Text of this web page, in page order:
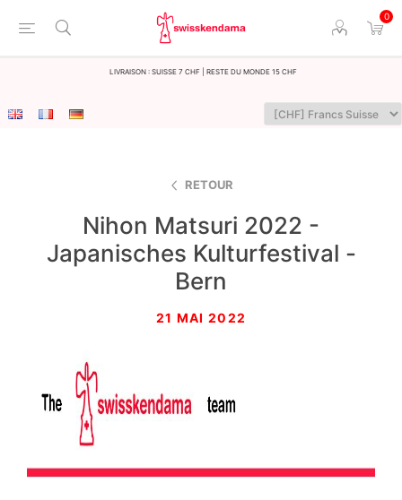
0
LIvraison : Suisse 7 CHF | Reste du monde 15 CHF
RETOUR
Nihon Matsuri 2022 -
Japanisches Kulturfestival -
Bern
21 MAI 2022